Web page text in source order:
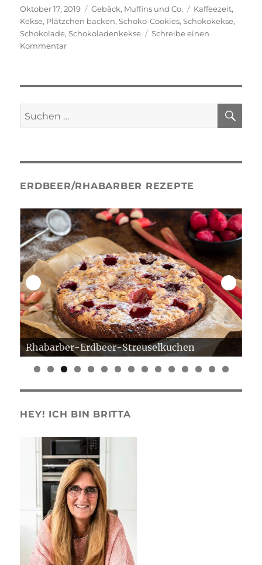
Veröffentlicht
am
Oktober 17, 2019 Kategorien
Gebäck, Muffins und Co. Schlagwörter
Kaffeezeit,
Kekse, Plätzchen backen,Schoko-Cookies,Schokokekse,
Schokolade,Schokoladenkekse
Schreibe einen
Kommentarzu
Suche
nach:
ERDBEER/RHABARBER REZEPTE
Rhabarber-Erdbeer-Streuselkuchen
0 1 2 3 4 5
HEY! ICH BIN BRITTA